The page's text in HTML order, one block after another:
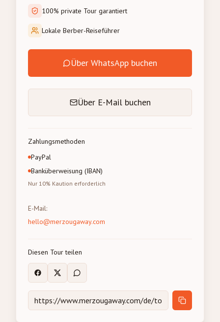
100% private Tour garantiert
Lokale Berber-Reiseführer
Über WhatsApp buchen
Über E-Mail buchen
Zahlungsmethoden
PayPal
Banküberweisung (IBAN)
Nur 10% Kaution erforderlich
E-Mail:
hello@merzougaway.com
Diesen Tour teilen